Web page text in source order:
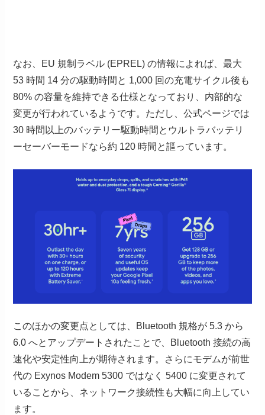
なお、EU 規制ラベル (EPREL) の情報によれば、最大
53 時間 14 分の駆動時間と 1,000 回の充電サイクル後も
80% の容量を維持できる仕様となっており、内部的な
変更が行われているようです。ただし、公式ページでは
30 時間以上のバッテリー駆動時間とウルトラバッテリ
ーセーバーモードなら約 120 時間と謳っています。
このほかの変更点としては、Bluetooth 規格が 5.3 から
6.0 へとアップデートされたことで、Bluetooth 接続の高
速化や安定性向上が期待されます。さらにモデムが前世
代の Exynos Modem 5300 ではなく 5400 に変更されて
いることから、ネットワーク接続性も大幅に向上してい
ます。